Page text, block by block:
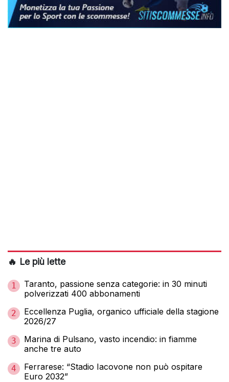
🔥 Le più lette
1
Taranto, passione senza categorie: in 30 minuti
polverizzati 400 abbonamenti
2
Eccellenza Puglia, organico ufficiale della stagione
2026/27
3
Marina di Pulsano, vasto incendio: in fiamme
anche tre auto
4
Ferrarese: “Stadio Iacovone non può ospitare
Euro 2032”